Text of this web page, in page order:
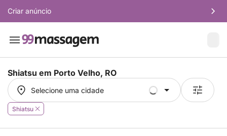
Criar anúncio
Shiatsu em Porto Velho, RO
Selecione uma cidade
Selecione uma cidade
Shiatsu